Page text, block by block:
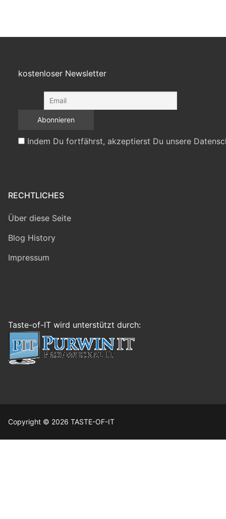
kostenloser Newsletter
Indem Du fortfährst, akzeptierst Du unsere
RECHTLICHES
Über diese Seite
Blog History
Impressum
Taste-of-IT wird unterstützt durch:
Copyright © 2026 TASTE-OF-IT